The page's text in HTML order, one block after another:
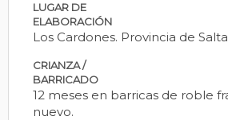
LUGAR DE
ELABORACIÓN
Los Cardones. Provincia de
CRIANZA /
BARRICADO
12 meses en barricas de roble
nuevo.